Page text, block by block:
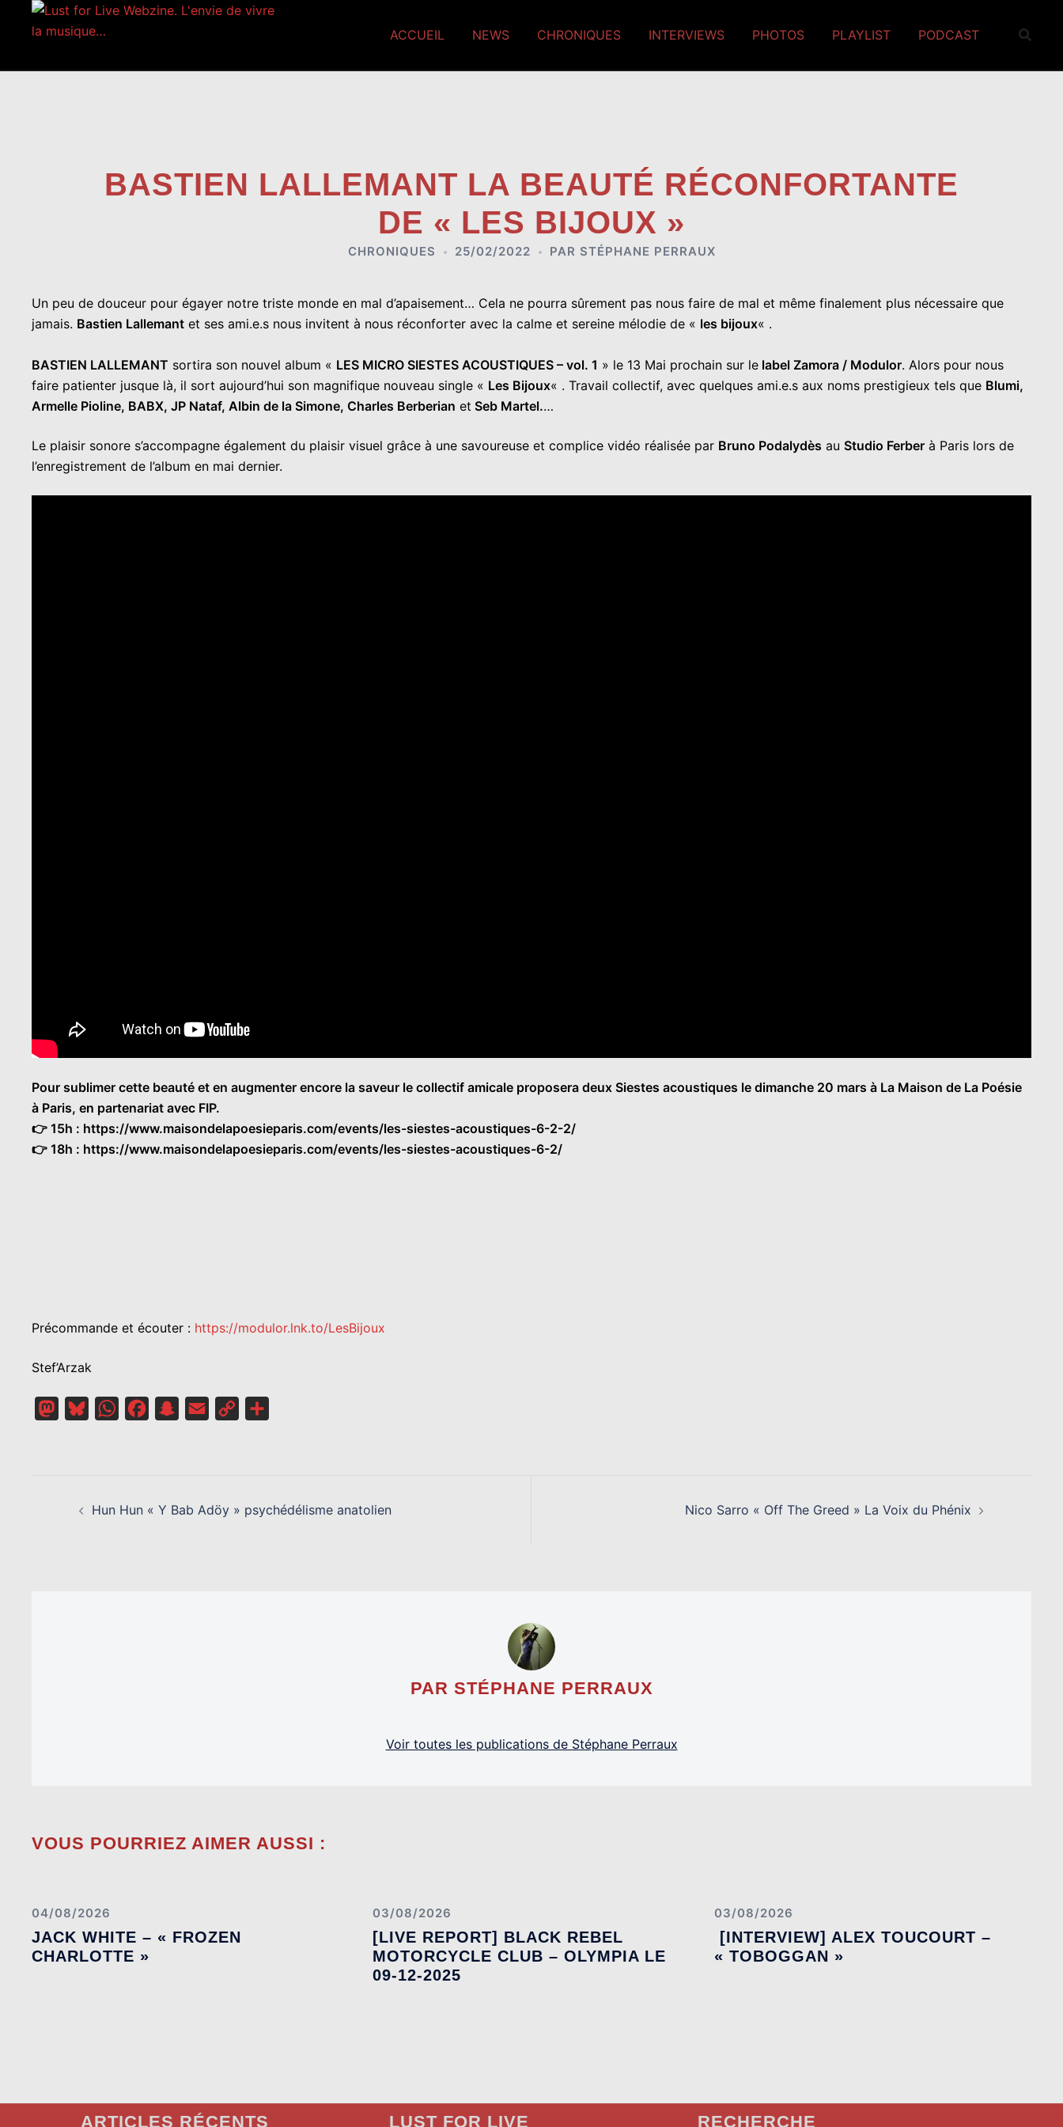
ACCUEIL NEWS CHRONIQUES INTERVIEWS PHOTOS PLAYLIST PODCAST
BASTIEN LALLEMANT LA BEAUTÉ RÉCONFORTANTE
DE « LES BIJOUX »
CHRONIQUES 25/02/2022 PAR STÉPHANE PERRAUX
Un peu de douceur pour égayer notre triste monde en mal d’apaisement… Cela ne pourra sûrement pas nous faire de mal et même finalement plus nécessaire que
jamais. Bastien Lallemant et ses ami.e.s nous invitent à nous réconforter avec la calme et sereine mélodie de « les bijoux« .
BASTIEN LALLEMANT sortira son nouvel album « LES MICRO SIESTES ACOUSTIQUES – vol. 1 » le 13 Mai prochain sur le label Zamora / Modulor. Alors pour nous
faire patienter jusque là, il sort aujourd’hui son magnifique nouveau single « Les Bijoux« . Travail collectif, avec quelques ami.e.s aux noms prestigieux tels que Blumi,
Armelle Pioline, BABX, JP Nataf, Albin de la Simone, Charles Berberian et Seb Martel.…
Le plaisir sonore s’accompagne également du plaisir visuel grâce à une savoureuse et complice vidéo réalisée par Bruno Podalydès au Studio Ferber à Paris lors de
l’enregistrement de l’album en mai dernier.
Pour sublimer cette beauté et en augmenter encore la saveur le collectif amicale proposera deux Siestes acoustiques le dimanche 20 mars à La Maison de La Poésie
à Paris, en partenariat avec FIP.
👉 15h : https://www.maisondelapoesieparis.com/events/les-siestes-acoustiques-6-2-2/
👉 18h : https://www.maisondelapoesieparis.com/events/les-siestes-acoustiques-6-2/
Précommande et écouter : https://modulor.lnk.to/LesBijoux
Stef’Arzak
MastodonBlueskyWhatsAppFacebookSnapchat
Email
Copy
D’ARTICLEHun Hun « Y Bab Adöy » psychédélisme anatolien Nico Sarro « Off The Greed » La Voix du Phénix
PAR STÉPHANE PERRAUX
Voir toutes les publications de Stéphane Perraux
VOUS POURRIEZ AIMER AUSSI :
04/08/2026
JACK WHITE – « FROZEN
CHARLOTTE »
03/08/2026
[LIVE REPORT] BLACK REBEL
MOTORCYCLE CLUB – OLYMPIA LE
09-12-2025
03/08/2026
[INTERVIEW] ALEX TOUCOURT –
« TOBOGGAN »
ARTICLES RÉCENTS LUST FOR LIVE RECHERCHE